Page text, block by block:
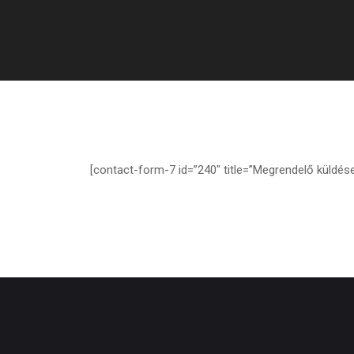
[contact-form-7 id=”240″ title=”Megrendelő